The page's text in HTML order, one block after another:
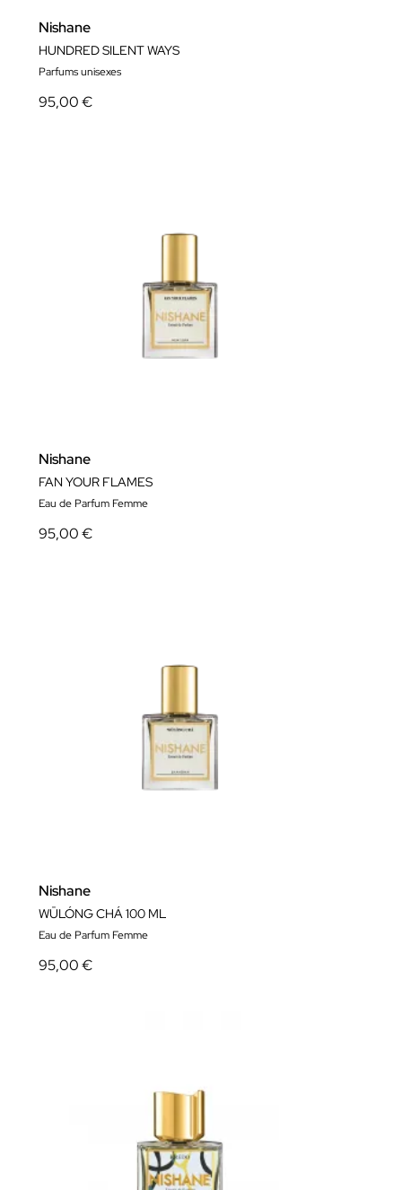
Nishane
HUNDRED SILENT WAYS
Parfums unisexes
95,00 €
Nishane
FAN YOUR FLAMES
Eau de Parfum Femme
95,00 €
Nishane
WŪLÓNG CHÁ 100 ML
Eau de Parfum Femme
95,00 €